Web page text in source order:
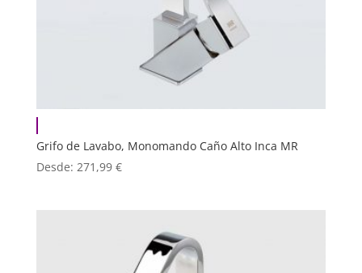
Grifo de Lavabo, Monomando Caño Alto Inca MR
Desde: 271,99 €